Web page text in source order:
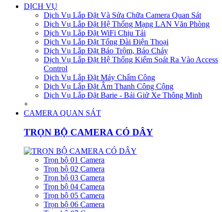
DỊCH VỤ
Dịch Vụ Lắp Đặt Và Sửa Chữa Camera Quan Sát
Dịch Vụ Lắp Đặt Hệ Thống Mạng LAN Văn Phòng
Dịch Vụ Lắp Đặt WiFi Chịu Tải
Dịch Vụ Lắp Đặt Tổng Đài Điện Thoại
Dịch Vụ Lắp Đặt Báo Trộm, Báo Cháy
Dịch Vụ Lắp Đặt Hệ Thống Kiểm Soát Ra Vào Access
Control
Dịch Vụ Lắp Đặt Máy Chấm Công
Dịch Vụ Lắp Đặt Âm Thanh Công Cộng
Dịch Vụ Lắp Đặt Barie - Bải Giử Xe Thông Minh
+
CAMERA QUAN SÁT
TRỌN BỘ CAMERA CÓ DÂY
Trọn bộ 01 Camera
Trọn bộ 02 Camera
Trọn bộ 03 Camera
Trọn bộ 04 Camera
Trọn bộ 05 Camera
Trọn bộ 06 Camera